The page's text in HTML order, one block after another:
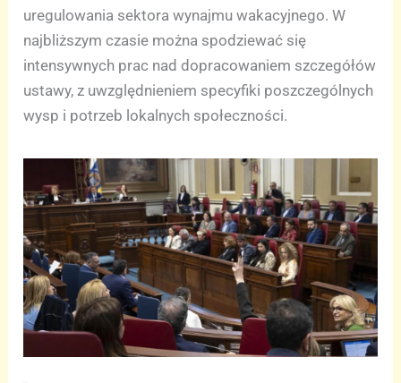
uregulowania sektora wynajmu wakacyjnego. W
najbliższym czasie można spodziewać się
intensywnych prac nad dopracowaniem szczegółów
ustawy, z uwzględnieniem specyfiki poszczególnych
wysp i potrzeb lokalnych społeczności.